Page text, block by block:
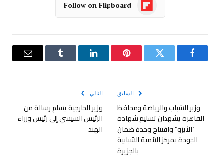
Follow on Flipboard
فيسبوك تويتر بينتيريستلينكدإن Tumblr
البريد
السابق
وزير الشباب والرياضة ومحافظ
القاهرة يشهدان تسليم شهادة
“الأيزو” وافتتاح وحدة ضمان
الجودة بمركز التنمية الشبابية
بالجزيرة
التالي
وزير الخارجية يسلم رسالة من
الرئيس السيسي إلى رئيس وزراء
الهند